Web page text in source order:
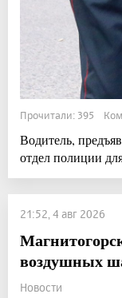
Прочитали: 395
Водитель,
отдел полиции
21:52, 4 авг 2026
воздушных
Новости